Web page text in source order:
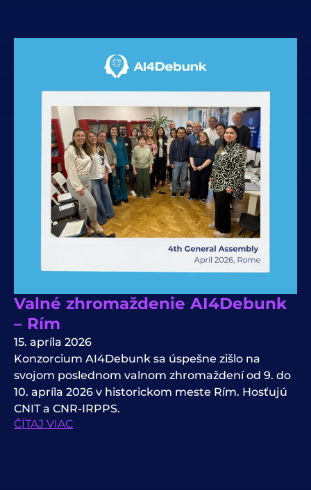
Valné zhromaždenie AI4Debunk
– Rím
15. apríla 2026
Konzorcium AI4Debunk sa úspešne zišlo na
svojom poslednom valnom zhromaždení od 9. do
10. apríla 2026 v historickom meste Rím. Hosťujú
CNIT a CNR-IRPPS.
ČÍTAJ VIAC